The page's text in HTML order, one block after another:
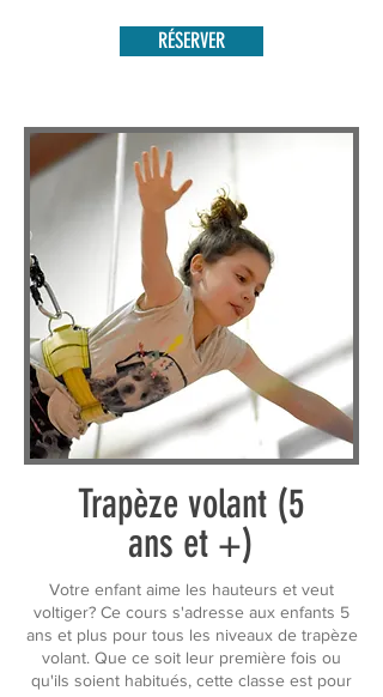
RÉSERVER
Trapèze volant (5
ans et +)
Votre enfant aime les hauteurs et veut
voltiger? Ce cours s'adresse aux enfants 5
ans et plus pour tous les niveaux de trapèze
volant. Que ce soit leur première fois ou
qu'ils soient habitués, cette classe est pour